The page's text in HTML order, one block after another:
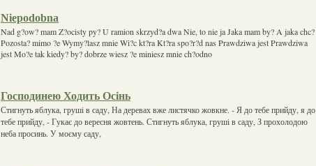
Niepodobna
Nad g?ow? mam Z?ocisty py? U ramion skrzyd?a dwa Nie, to nie ja Jaka mam by? A jaka chc?
Pozosta? mimo ?e Wymy?lasz mnie Wi?c kt?ra Kt?ra spo?r?d nas Prawdziwa jest Prawdziwa
jest Mo?e tak kiedy? by? dobrze wiesz ?e miniesz mnie ch?odno
Господинею Ходить Осінь
Стигнуть яблука, грушi в саду, На деревах вже листячко жовкне. - Я до тебе прийду, я до
тебе прийду, - Гукає до вересня жовтень. Стигнуть яблука, грушi в саду, З прохолодою
неба просинь. У моєму саду,